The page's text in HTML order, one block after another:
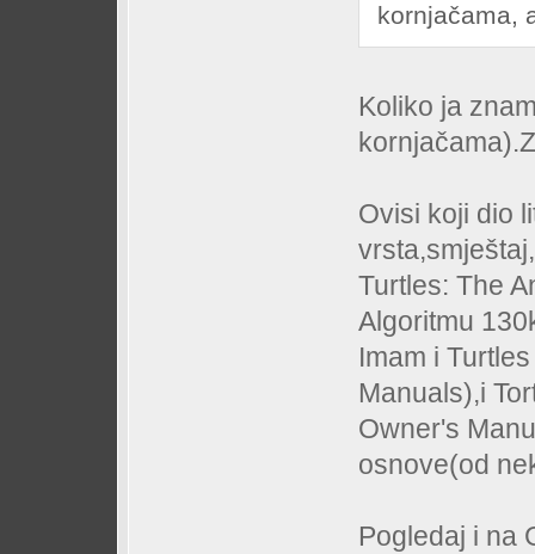
kornjačama,
Koliko ja
Ovisi koji dio
Turtles: The
Algoritmu
Imam i
Manuals),i
Owner's
osnove(od
Pogledaj i na